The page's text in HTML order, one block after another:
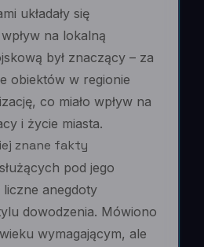
układały się
na lokalną
był znaczący – za
obiektów w regionie
co miało wpływ na
i życie miasta.
znane fakty
pod jego
liczne anegdoty
dowodzenia. Mówiono
wymagającym, ale